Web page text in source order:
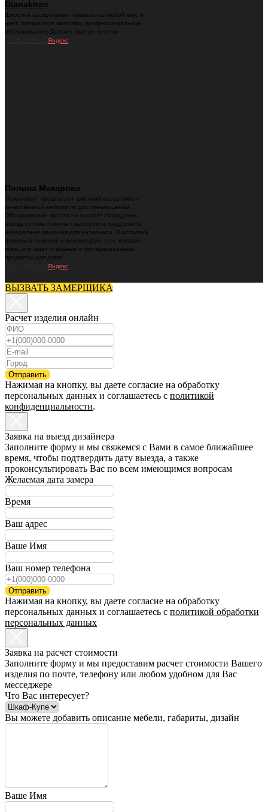
Dianakiten
Широкий ассортимент товаров на любой вкус и
цвет, прекрасное качество, профессиональное
обслуживание) Делают быстро и четко
Яндекс
Полина Макарова
"Командор" предлагает широкий ассортимент
качественной мебели по доступным ценам.
Обслуживание просто на высоте! сотрудники
всегда готовы помочь с выбором и предложить
интересные решения для интерьера. Я осталась
довольна покупкой и рекомендую этот магазин
всем, кто ищет стильные и функциональные
предметы для дома!
Яндекс
ВЫЗВАТЬ ЗАМЕРЩИКА
Расчет изделия онлайн
Отправить
Нажимая на кнопку, вы даете согласие на обработку
персональных данных и соглашаетесь c политикой
конфиденциальности.
Заявка на выезд дизайнера
Заполните форму и мы свяжемся с Вами в самое ближайшее
время, чтобы подтвердить дату выезда, а также
проконсультировать Вас по всем имеющимся вопросам
Желаемая дата замера
Время
Ваш адрес
Ваше Имя
Ваш номер телефона
Отправить
Нажимая на кнопку, вы даете согласие на обработку
персональных данных и соглашаетесь c политикой обработки
персональных данных
Заявка на расчет стоимости
Заполните форму и мы предоставим расчет стоимости Вашего
изделия по почте, телефону или любом удобном для Вас
месседжере
Что Вас интересует?
Вы можете добавить описание мебели, габариты, дизайн
Ваше Имя